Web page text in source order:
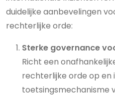
duidelijke aanbevelingen
rechterlijke orde:
Sterke governance
Richt een
rechterlijke orde op en
toetsingsmechanisme